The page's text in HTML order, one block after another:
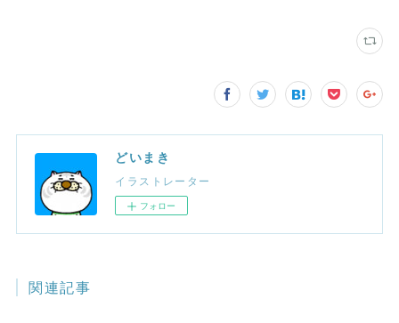
どいまき
イラストレーター
フォロー
関連記事